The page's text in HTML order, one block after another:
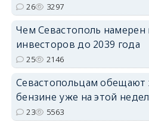
26 3297
Чем Севастополь намерен
инвесторов до 2039 года
25 2146
Севастопольцам
бензине уже на этой
23 5563